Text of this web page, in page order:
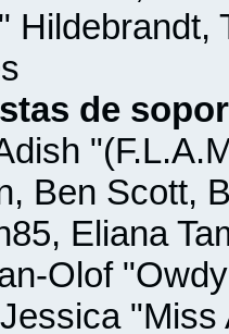
Hildebrandt,
de
Ben Scott,
Eliana
Olof